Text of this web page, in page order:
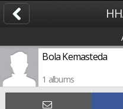
Bola Kemasteda
1 albums